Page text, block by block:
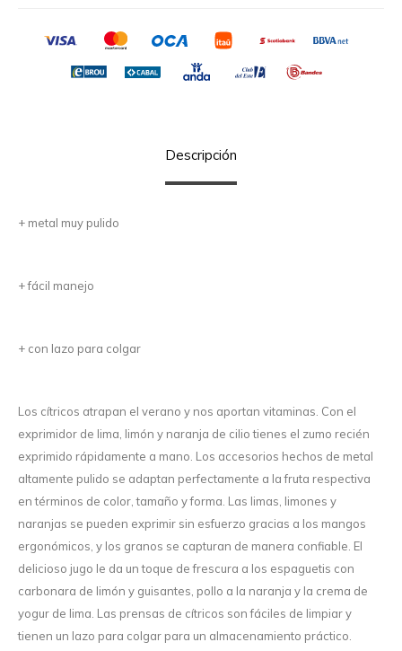
Descripción
+ metal muy pulido
+ fácil manejo
+ con lazo para colgar
Los cítricos atrapan el verano y nos aportan vitaminas. Con el
exprimidor de lima, limón y naranja de cilio tienes el zumo recién
exprimido rápidamente a mano. Los accesorios hechos de metal
altamente pulido se adaptan perfectamente a la fruta respectiva
en términos de color, tamaño y forma. Las limas, limones y
naranjas se pueden exprimir sin esfuerzo gracias a los mangos
ergonómicos, y los granos se capturan de manera confiable. El
delicioso jugo le da un toque de frescura a los espaguetis con
carbonara de limón y guisantes, pollo a la naranja y la crema de
yogur de lima. Las prensas de cítricos son fáciles de limpiar y
tienen un lazo para colgar para un almacenamiento práctico.